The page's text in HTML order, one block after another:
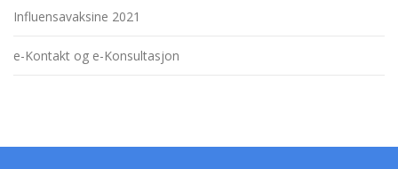
Influensavaksine 2021
e-Kontakt og e-Konsultasjon